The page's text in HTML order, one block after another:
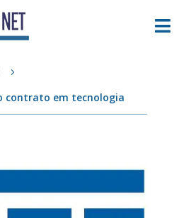

contrato em tecnologia